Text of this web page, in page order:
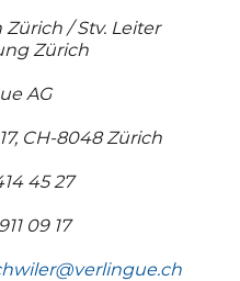
/ Stv. Leiter
Zürich
AG
CH-8048 Zürich
45 27
09 17